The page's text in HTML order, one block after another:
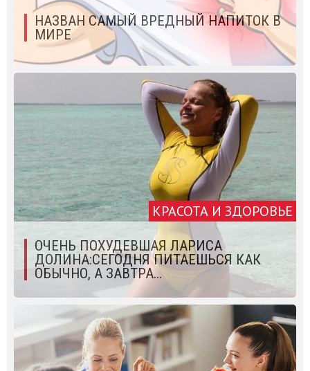
НАЗВАН САМЫЙ ВРЕДНЫЙ НАПИТОК В
МИРЕ
КРАСОТА И ЗДОРОВЬЕ
ОЧЕНЬ ПОХУДЕВШАЯ ЛАРИСА
ДОЛИНА:СЕГОДНЯ ПИТАЕШЬСЯ КАК
ОБЫЧНО, А ЗАВТРА...